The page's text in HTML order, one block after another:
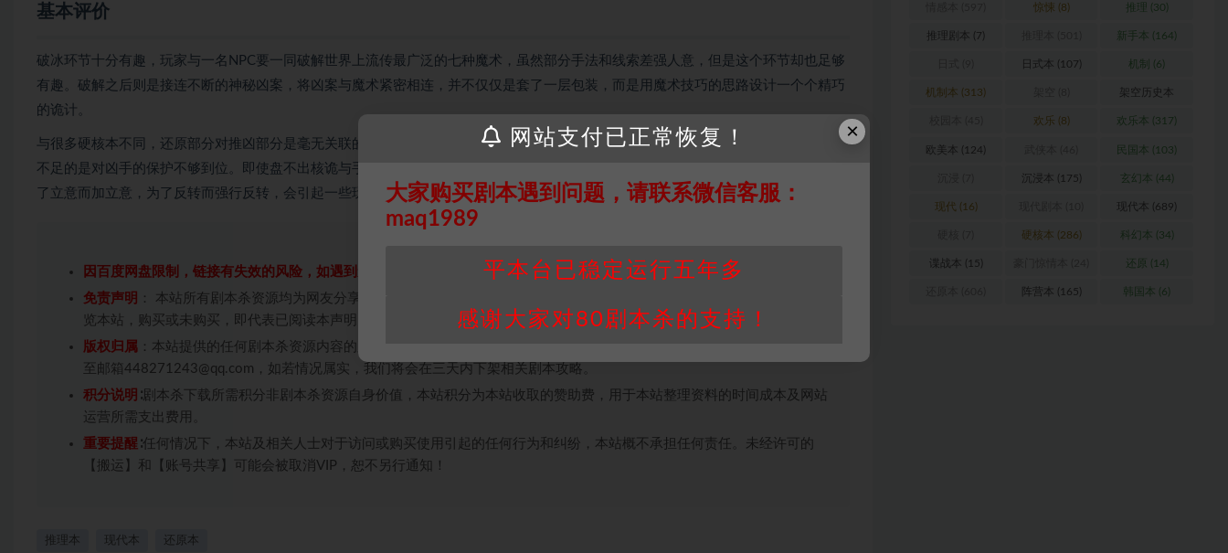
基本评价
破冰环节十分有趣，玩家与一名NPC要一同破解世界上流传最广泛的七种魔术，虽然部分手法和线索差强人意，但是这个环节却也足够
有趣。破解之后则是接连不断的神秘凶案，将凶案与魔术紧密相连，并不仅仅是套了一层包装，而是用魔术技巧的思路设计一个个精巧
的诡计。
与很多硬核本不同，还原部分对推凶部分是毫无关联的。这个剧本想要破解最终的多重凶案，所以还原故事是必要的。但核心凶案美中
不足的是对凶手的保护不够到位。即使盘不出核诡与手法，凶手也很难逃脱，所以凶手的体验感可能会很差。但同时也有一些不足，为
了立意而加立意，为了反转而强行反转，会引起一些玩家的不适。
因百度网盘限制，链接有失效的风险，如遇到无效链接请联系客服补发！！！网盘不限速下载神器→点此下载
免责声明 ： 本站所有剧本杀资源均为网友分享投稿+个人整理而来，仅供学习研究使用，请勿用于商业用途!任何人访问、浏
览本站，购买或未购买，即代表已阅读本声明，理解并同意受本条约约束，并遵守所有适用的法律法规。
版权归属 ：本站提供的任何剧本杀资源内容的版权均属于机关版权或权利人。如有侵权，请发邮件通知并提供相关证实资料
至邮箱448271243@qq.com，如若情况属实，我们将会在三天内下架相关剧本攻略。
积分说明 ∶剧本杀下载所需积分非剧本杀资源自身价值，本站积分为本站收取的赞助费，用于本站整理资料的时间成本及网站
运营所需支出费用。
重要提醒 ∶任何情况下，本站及相关人士对于访问或购买使用引起的任何行为和纠纷，本站概不承担任何责任。未经许可的
【搬运】和【账号共享】可能会被取消VIP，恕不另行通知！
推理本 现代本 还原本
惊悚 (8) 推理 (30)
推理剧本 (7) 新手本 (164)
日式本 (107) 机制 (6)
机制本 (313) 架空历史本
(102)
欢乐 (8) 欢乐本 (317)
欧美本 (124) 民国本 (103)
沉浸本 (175) 玄幻本 (44)
现代 (16) 现代本 (689)
硬核本 (286) 科幻本 (34)
谍战本 (15) 还原 (14)
阵营本 (165) 韩国本 (6)
×
网站支付已正常恢复！
大家购买剧本遇到问题，请联系微信客服：
maq1989
平本台已稳定运行五年多
感谢大家对80剧本杀的支持！